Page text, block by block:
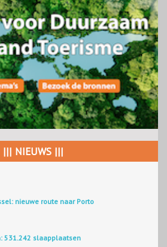
||| NIEUWS |||
nieuwe route naar Porto
531.242 slaapplaatsen